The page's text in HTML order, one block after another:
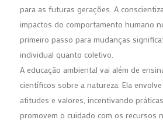
para as futuras gerações. A
impactos do comportamento humano
primeiro passo para mudanças
individual quanto coletivo.
A educação ambiental vai além de
científicos sobre a natureza. Ela
atitudes e valores, incentivando
promovem o cuidado com os recursos